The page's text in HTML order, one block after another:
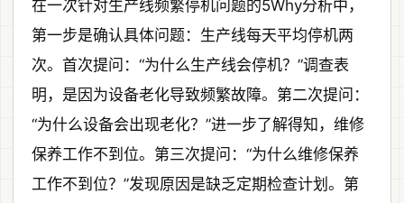
在一次针对生产线频繁停机问题的5Why分析中，
第一步是确认具体问题：生产线每天平均停机两
次。首次提问：“为什么生产线会停机？”调查表
明，是因为设备老化导致频繁故障。第二次提问：
“为什么设备会出现老化？”进一步了解得知，维修
保养工作不到位。第三次提问：“为什么维修保养
工作不到位？”发现原因是缺乏定期检查计划。第